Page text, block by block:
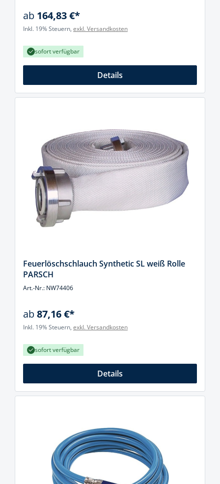
ab 164,83 €*
Inkl. 19% Steuern, exkl. Versandkosten
sofort verfügbar
Details
Feuerlöschschlauch Synthetic SL weiß Rolle
PARSCH
Art.-Nr.: NW74406
ab87,16 €*
Inkl. 19% Steuern, exkl. Versandkosten
sofort verfügbar
Details